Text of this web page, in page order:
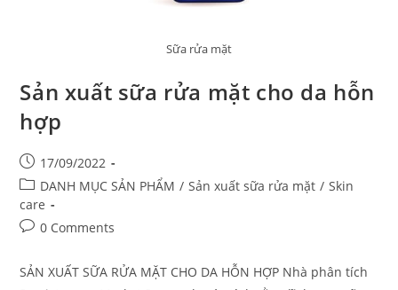
Sữa rửa mặt
Sản xuất sữa rửa mặt cho da hỗn
hợp
17/09/2022
DANH MỤC SẢN PHẨM / Sản xuất sữa rửa mặt / Skin
care
0 Comments
SẢN XUẤT SỮA RỬA MẶT CHO DA HỖN HỢP Nhà phân tích